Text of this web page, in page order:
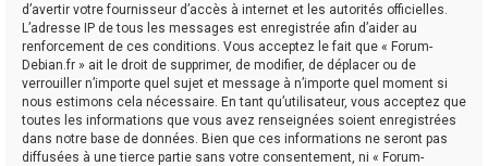
d’avertir votre fournisseur d’accès à internet et les autorités officielles.
L’adresse IP de tous les messages est enregistrée afin d’aider au
renforcement de ces conditions. Vous acceptez le fait que « Forum-
Debian.fr » ait le droit de supprimer, de modifier, de déplacer ou de
verrouiller n’importe quel sujet et message à n’importe quel moment si
nous estimons cela nécessaire. En tant qu’utilisateur, vous acceptez que
toutes les informations que vous avez renseignées soient enregistrées
dans notre base de données. Bien que ces informations ne seront pas
diffusées à une tierce partie sans votre consentement, ni « Forum-